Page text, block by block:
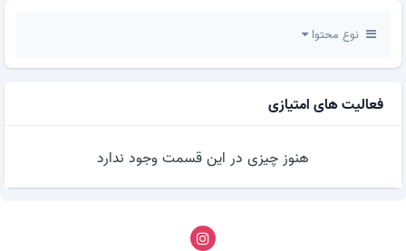
نوع محتوا
فعالیت های امتیازی
هنوز چیزی در این قسمت وجود ندارد